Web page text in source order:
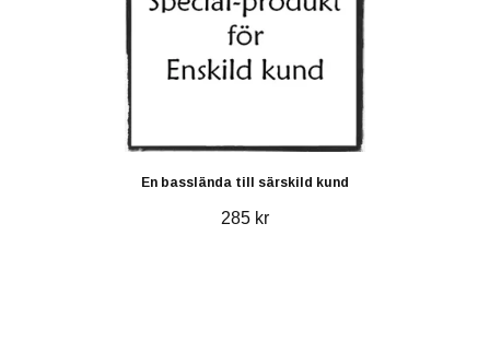
En basslända till särskild kund
285 kr